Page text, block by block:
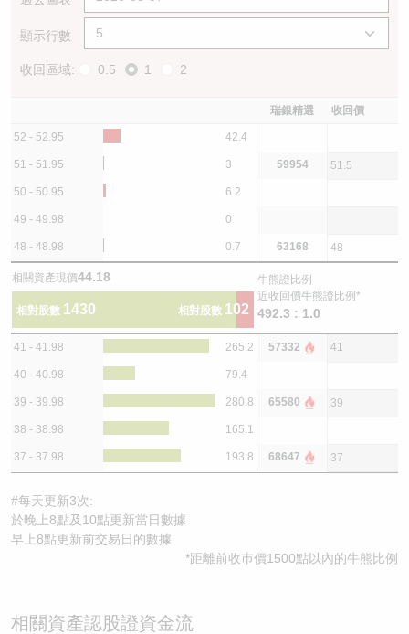
顯示行數
收回區域: 0.5 1 2
瑞銀精選 收回價
52 - 52.95 42.4
51 - 51.95 3 59954 51.5
50 - 50.95 6.2
49 - 49.98 0
48 - 48.98 0.7 63168 48
相關資產現價44.18
相對股數 1430 相對股數 102
牛熊證比例
近收回價牛熊證比例*
492.3 : 1.0
41 - 41.98 265.2 57332 41
40 - 40.98 79.4
39 - 39.98 280.8 65580 39
38 - 38.98 165.1
37 - 37.98 193.8 68647 37
#每天更新3次:
於晚上8點及10點更新當日數據
早上8點更新前交易日的數據
*距離前收巿價1500點以內的牛熊比例
相關資產認股證資金流